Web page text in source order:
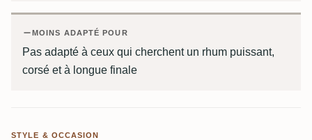
MOINS ADAPTÉ POUR
Pas adapté à ceux qui cherchent un rhum puissant,
corsé et à longue finale
STYLE & OCCASION